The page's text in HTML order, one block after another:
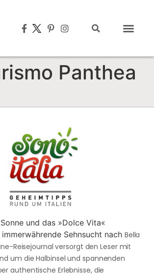
Panthea
und das »Dolce Vita«
Sehnsucht nach Bella
Reisejournal versorgt den Leser mit
um die Halbinsel und spannenden
authentische Erlebnisse, die